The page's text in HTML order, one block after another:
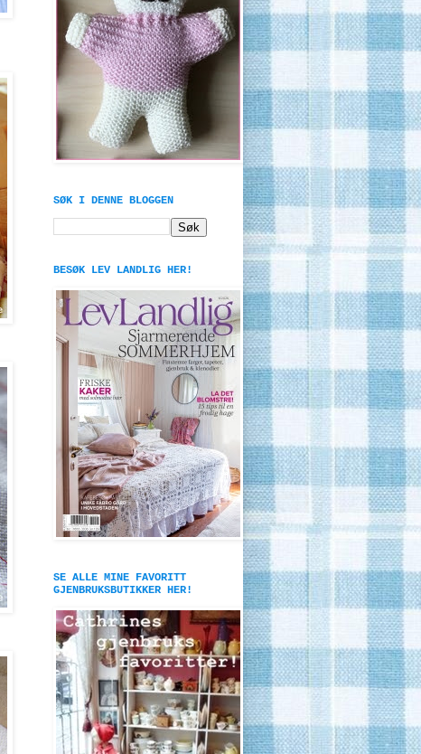
SØK I DENNE BLOGGEN
BESØK LEV LANDLIG HER!
SE ALLE MINE FAVORITT
GJENBRUKSBUTIKKER HER!